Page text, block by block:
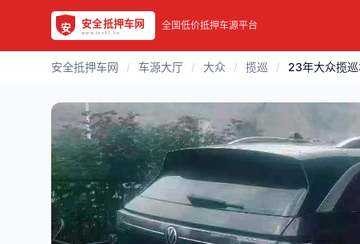
全国低价抵押车源平台
安全抵押车网 / 车源大厅 / 大众 / 揽巡 / 23年大众揽